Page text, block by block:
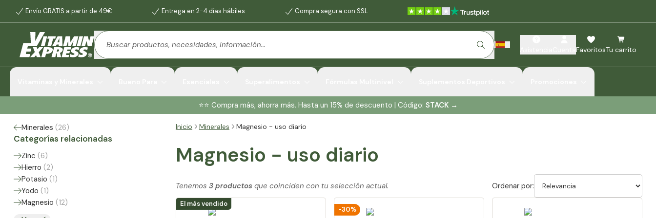
Envío GRATIS a partir de 49€ Entrega en 2-4 días hábiles Compra segura con SSL
FavoritosTu carrito
⭐️⭐️ Compra más, ahorra más. Hasta un 15% de descuento | Código: STACK→
Minerales (26)
Categorías relacionadas
Zinc (6)
Hierro (2)
Potasio (1)
Yodo (1)
Magnesio (12)
Inicio Minerales Magnesio - uso diario
Magnesio - uso diario
Tenemos 3 productos que coinciden con tu selección actual. Ordenar por:
El más vendido
-30%